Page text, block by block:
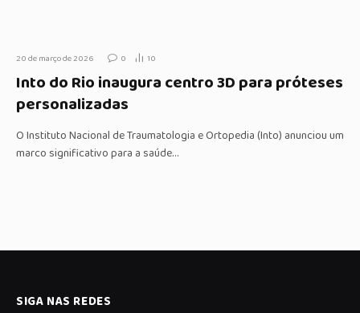
20 de março de 2026 0 10
Into do Rio inaugura centro 3D para próteses
personalizadas
O Instituto Nacional de Traumatologia e Ortopedia (Into) anunciou um
marco significativo para a saúde…
SIGA NAS REDES